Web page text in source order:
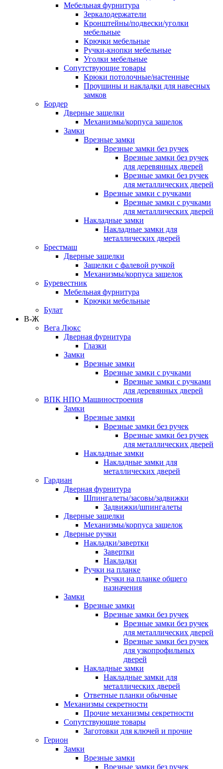
Мебельная фурнитура
Зеркалодержатели
Кронштейны/подвески/уголки
мебельные
Крючки мебельные
Ручки-кнопки мебельные
Уголки мебельные
Сопутствующие товары
Крюки потолочные/настенные
Проушины и накладки для навесных
замков
Бордер
Дверные защелки
Механизмы/корпуса защелок
Замки
Врезные замки
Врезные замки без ручек
Врезные замки без ручек
для деревянных дверей
Врезные замки без ручек
для металлических дверей
Врезные замки с ручками
Врезные замки с ручками
для металлических дверей
Накладные замки
Накладные замки для
металлических дверей
Брестмаш
Дверные защелки
Защелки с фалевой ручкой
Механизмы/корпуса защелок
Буревестник
Мебельная фурнитура
Крючки мебельные
Булат
В-Ж
Вега Люкс
Дверная фурнитура
Глазки
Замки
Врезные замки
Врезные замки с ручками
Врезные замки с ручками
для деревянных дверей
ВПК НПО Машиностроения
Замки
Врезные замки
Врезные замки без ручек
Врезные замки без ручек
для металлических дверей
Накладные замки
Накладные замки для
металлических дверей
Гардиан
Дверная фурнитура
Шпингалеты/засовы/задвижки
Задвижки/шпингалеты
Дверные защелки
Механизмы/корпуса защелок
Дверные ручки
Накладки/завертки
Завертки
Накладки
Ручки на планке
Ручки на планке общего
назначения
Замки
Врезные замки
Врезные замки без ручек
Врезные замки без ручек
для металлических дверей
Врезные замки без ручек
для узкопрофильных
дверей
Накладные замки
Накладные замки для
металлических дверей
Ответные планки обычные
Механизмы секретности
Прочие механизмы секретности
Сопутствующие товары
Заготовки для ключей и прочие
Герион
Замки
Врезные замки
Врезные замки без ручек